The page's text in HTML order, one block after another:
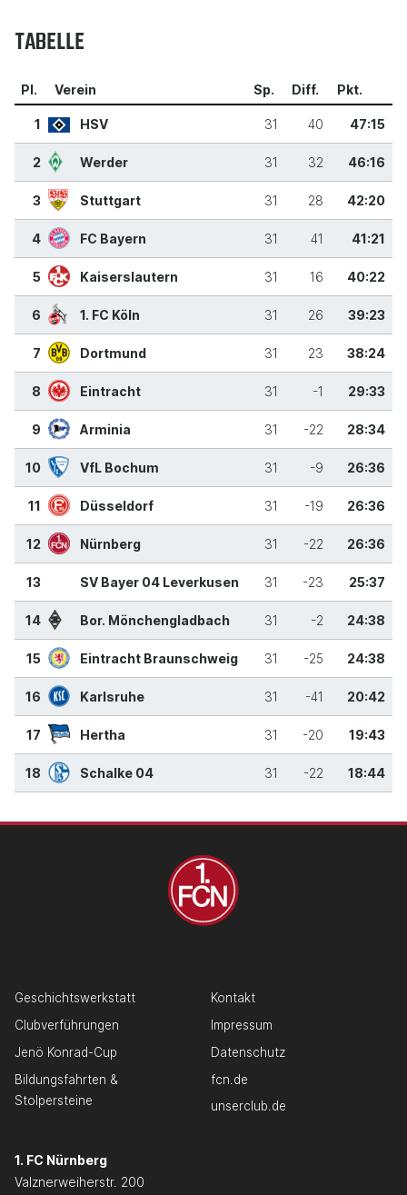
TABELLE
Pl. Verein Sp. Diff. Pkt.
1 HSV 31 40 47:15
2 Werder 31 32 46:16
3 Stuttgart 31 28 42:20
4 FC Bayern 31 41 41:21
5 Kaiserslautern 31 16 40:22
6 1. FC Köln 31 26 39:23
7 Dortmund 31 23 38:24
8 Eintracht 31 -1 29:33
9 Arminia 31 -22 28:34
10 VfL Bochum 31 -9 26:36
11 Düsseldorf 31 -19 26:36
12 Nürnberg 31 -22 26:36
13 SV Bayer 04 Leverkusen 31 -23 25:37
14 Bor. Mönchengladbach 31 -2 24:38
15 Eintracht Braunschweig 31 -25 24:38
16 Karlsruhe 31 -41 20:42
17 Hertha 31 -20 19:43
18 Schalke 04 31 -22 18:44
Geschichtswerkstatt
Clubverführungen
Jenö Konrad-Cup
Bildungsfahrten &
Stolpersteine
Kontakt
Impressum
Datenschutz
fcn.de
unserclub.de
1. FC Nürnberg
Valznerweiherstr. 200